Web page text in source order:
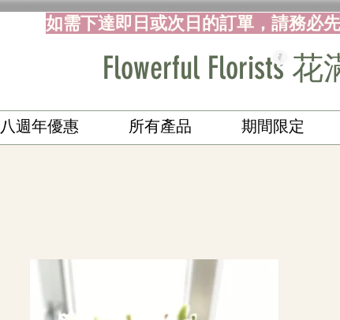
如需下達即日或次日的訂單，請務必
Flowerful Florists
八週年優惠 所有產品 期間限定